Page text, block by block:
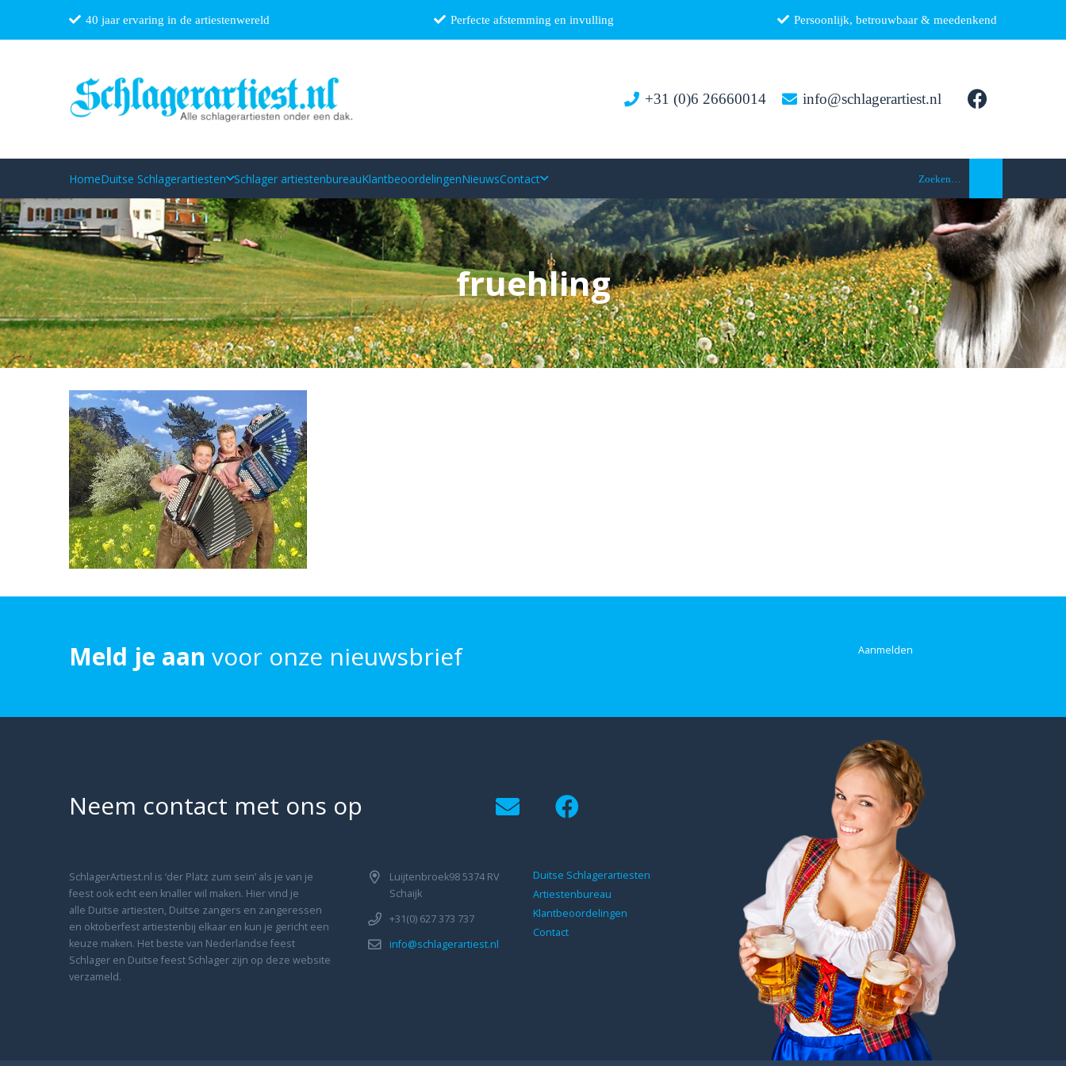
40 jaar ervaring in de artiestenwereld Perfecte afstemming en invulling Persoonlijk, betrouwbaar & meedenkend
+31 (0)6 26660014 info@schlagerartiest.nl
HomeDuitse Schlagerartiesten Schlager artiestenbureauKlantbeoordelingenNieuwsContact Zoeken…
fruehling
Meld je aan voor onze nieuwsbrief Aanmelden
Neem contact met ons op
SchlagerArtiest.nl is ‘der Platz zum sein’ als je van je
feest ook echt een knaller wil maken. Hier vind je
alle Duitse artiesten, Duitse zangers en zangeressen
en oktoberfest artiestenbij elkaar en kun je gericht een
keuze maken. Het beste van Nederlandse feest
Schlager en Duitse feest Schlager zijn op deze website
verzameld.
Luijtenbroek98 5374 RV
Schaijk
+31(0) 627 373 737
info@schlagerartiest.nl
Duitse Schlagerartiesten
Artiestenbureau
Klantbeoordelingen
Contact